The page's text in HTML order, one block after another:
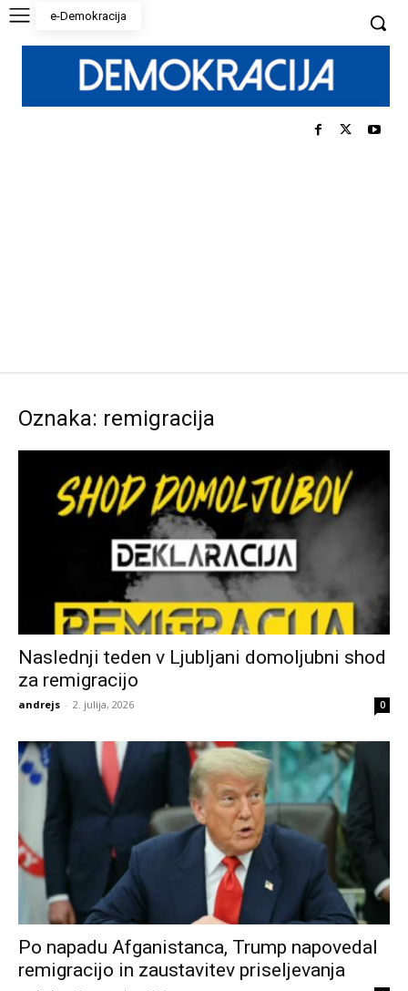
e-Demokracija
Oznaka: remigracija
Naslednji teden v Ljubljani domoljubni shod
za remigracijo
andrejs - 2. julija, 2026 0
Po napadu Afganistanca, Trump napovedal
remigracijo in zaustavitev priseljevanja